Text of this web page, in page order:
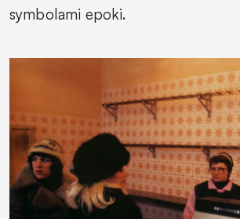
symbolami epoki.